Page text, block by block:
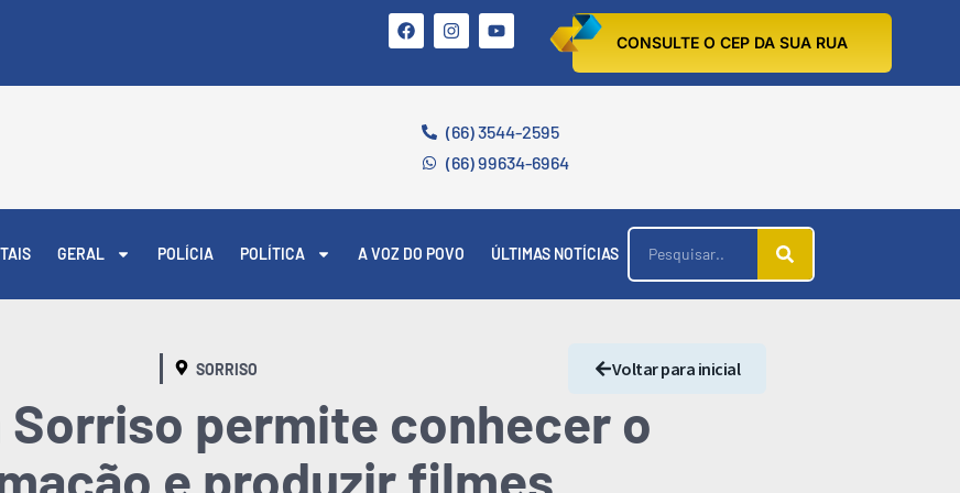
CONSULTE O CEP DA SUA RUA
(66) 3544-2595
(66) 99634-6964
GERAL POLÍCIA POLÍTICA A VOZ DO POVO ÚLTIMAS NOTÍCIAS
SORRISO Voltar para inicial
Sorriso permite conhecer o
e produzir filmes